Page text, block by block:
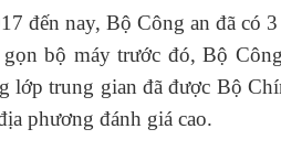
đến nay, Bộ Công an đã có
bộ máy trước đó, Bộ
lớp trung gian đã được Bộ
phương đánh giá cao.